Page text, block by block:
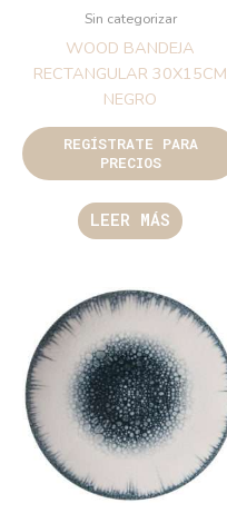
Sin categorizar
WOOD BANDEJA
RECTANGULAR 30X15CM
NEGRO
REGÍSTRATE PARA
PRECIOS
LEER MÁS